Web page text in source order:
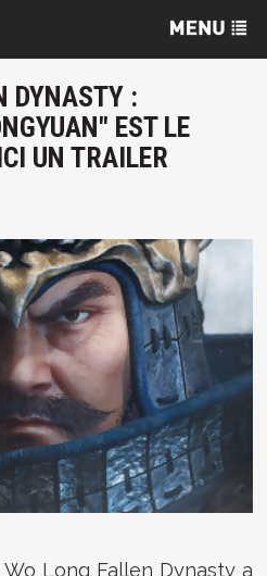
DYNASTY :
EST LE
UN TRAILER
Wo Long Fallen Dynasty a